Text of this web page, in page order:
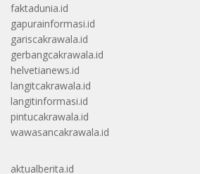
faktadunia.id
gapurainformasi.id
gariscakrawala.id
gerbangcakrawala.id
helvetianews.id
langitcakrawala.id
langitinformasi.id
pintucakrawala.id
wawasancakrawala.id
aktualberita.id